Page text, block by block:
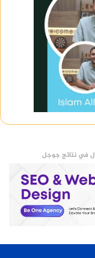
في نتائج جوجل